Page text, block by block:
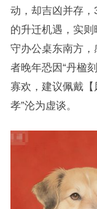
动，却吉凶并存，
的升迁机遇，实则
守办公桌东南方，
者晚年恐因“丹楹
寡欢，建议佩戴
孝”沦为虚谈。